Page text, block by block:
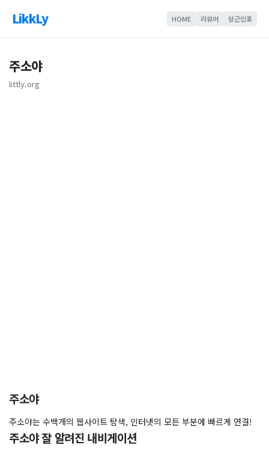
LikkLy HOME 리뷰어 당근인포
주소야
littly.org
주소야
주소야는 수백개의 웹사이트 탐색, 인터넷의 모든 부분에 빠르게 연결!
주소야 잘 알려진 내비게이션